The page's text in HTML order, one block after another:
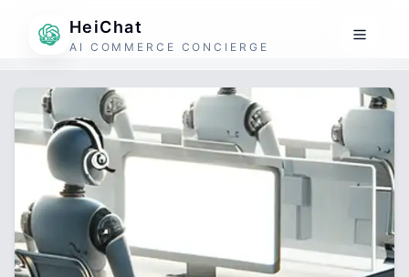
HeiChat
AI COMMERCE CONCIERGE